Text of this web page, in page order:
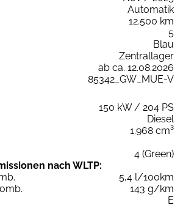
Automatik
12.500 km
5
Blau
Zentrallager
ab ca. 12.08.2026
85342_GW_MUE-V
150 kW / 204 PS
Diesel
1.968 cm³
4 (Green)
nach WLTP:
5,4 l/100km
143 g/km
E